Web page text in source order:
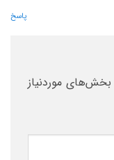
پاسخ
بخش‌های موردنیاز